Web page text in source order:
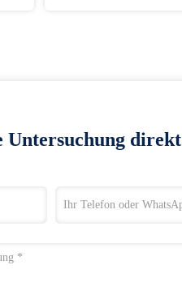
Untersuchung direkt